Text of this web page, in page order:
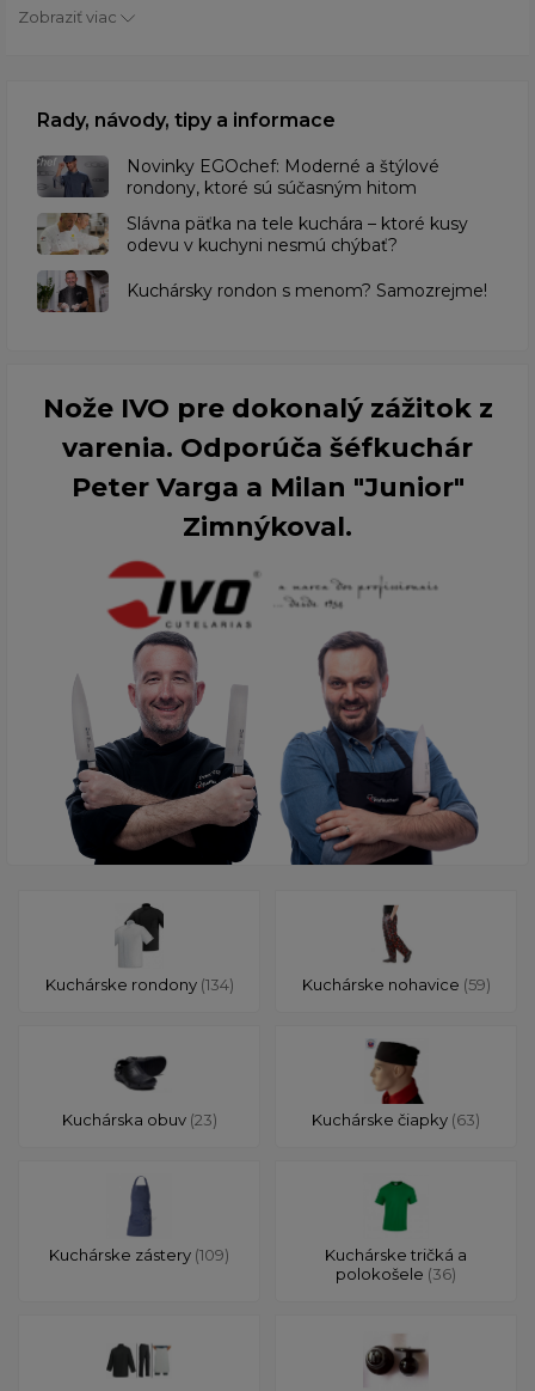
Zobraziť viac
Rady, návody, tipy a informace
Novinky EGOchef: Moderné a štýlové
rondony, ktoré sú súčasným hitom
Slávna päťka na tele kuchára – ktoré kusy
odevu v kuchyni nesmú chýbať?
Kuchársky rondon s menom? Samozrejme!
Nože IVO pre dokonalý zážitok z
varenia. Odporúča šéfkuchár
Peter Varga a Milan "Junior"
Zimnýkoval.
Kuchárske rondony (134) Kuchárske nohavice (59)
Kuchárska obuv (23) Kuchárske čiapky (63)
Kuchárske zástery (109)
Kuchárske tričká a
polokošele (36)